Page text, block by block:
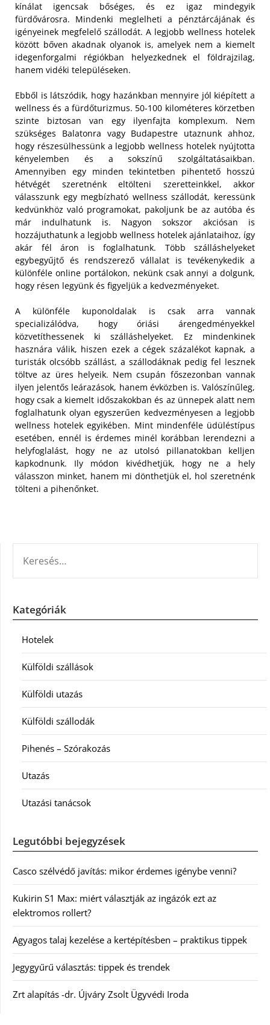
kínálat igencsak bőséges, és ez igaz mindegyik
fürdővárosra. Mindenki meglelheti a pénztárcájának és
igényeinek megfelelő szállodát. A legjobb wellness hotelek
között bőven akadnak olyanok is, amelyek nem a kiemelt
idegenforgalmi régiókban helyezkednek el földrajzilag,
hanem vidéki településeken.
Ebből is látszódik, hogy hazánkban mennyire jól kiépített a
wellness és a fürdőturizmus. 50-100 kilométeres körzetben
szinte biztosan van egy ilyenfajta komplexum. Nem
szükséges Balatonra vagy Budapestre utaznunk ahhoz,
hogy részesülhessünk a legjobb wellness hotelek nyújtotta
kényelemben és a sokszínű szolgáltatásaikban.
Amennyiben egy minden tekintetben pihentető hosszú
hétvégét szeretnénk eltölteni szeretteinkkel, akkor
válasszunk egy megbízható wellness szállodát, keressünk
kedvünkhöz való programokat, pakoljunk be az autóba és
már indulhatunk is. Nagyon sokszor akciósan is
hozzájuthatunk a legjobb wellness hotelek ajánlataihoz, így
akár fél áron is foglalhatunk. Több szálláshelyeket
egybegyűjtő és rendszerező vállalat is tevékenykedik a
különféle online portálokon, nekünk csak annyi a dolgunk,
hogy résen legyünk és figyeljük a kedvezményeket.
A különféle kuponoldalak is csak arra vannak
specializálódva, hogy óriási árengedményekkel
közvetíthessenek ki szálláshelyeket. Ez mindenkinek
hasznára válik, hiszen ezek a cégek százalékot kapnak, a
turisták olcsóbb szállást, a szállodáknak pedig fel lesznek
töltve az üres helyeik. Nem csupán főszezonban vannak
ilyen jelentős leárazások, hanem évközben is. Valószínűleg,
hogy csak a kiemelt időszakokban és az ünnepek alatt nem
foglalhatunk olyan egyszerűen kedvezményesen a legjobb
wellness hotelek egyikében. Mint mindenféle üdüléstípus
esetében, ennél is érdemes minél korábban lerendezni a
helyfoglalást, hogy ne az utolsó pillanatokban kelljen
kapkodnunk. Ily módon kivédhetjük, hogy ne a hely
válasszon minket, hanem mi dönthetjük el, hol szeretnénk
tölteni a pihenőnket.
Kategóriák
Hotelek
Külföldi szállások
Külföldi utazás
Külföldi szállodák
Pihenés – Szórakozás
Utazás
Utazási tanácsok
Legutóbbi bejegyzések
Casco szélvédő javítás: mikor érdemes igénybe venni?
Kukirin S1 Max: miért választják az ingázók ezt az
elektromos rollert?
Agyagos talaj kezelése a kertépítésben – praktikus tippek
Jegygyűrű választás: tippek és trendek
Zrt alapítás -dr. Újváry Zsolt Ügyvédi Iroda